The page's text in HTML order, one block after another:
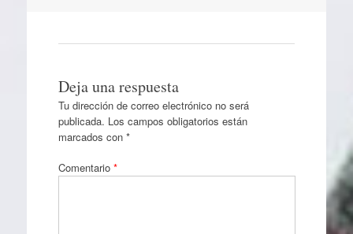
Deja una respuesta
Tu dirección de correo electrónico no será
publicada. Los campos obligatorios están
marcados con *
Comentario *